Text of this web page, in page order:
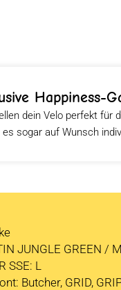
Happiness-
dein Velo perfekt für
es sogar auf Wunsch
JUNGLE GREEN /
SSE: L
Butcher, GRID,